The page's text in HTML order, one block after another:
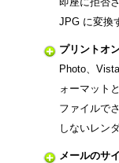
JPG に変換
プリントオ
Photo、
ォーマット
ファイルで
しないレン
メールのサ